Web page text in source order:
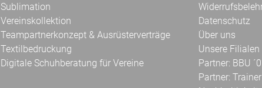
Sublimation
Vereinskollektion
Teampartnerkonzept & Ausrüsterverträge
Textilbedruckung
Digitale Schuhberatung für Vereine
Datenschutz
Über uns
Unsere Filialen
Partner: BBU
Partner: